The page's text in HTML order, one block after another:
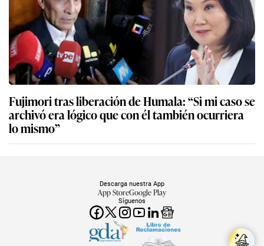
Fujimori tras liberación de Humala: “Si mi caso se
archivó era lógico que con él también ocurriera
lo mismo”
Síguenos
Descarga nuestra App
App StoreGoogle Play